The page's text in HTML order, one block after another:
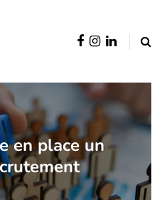
en place un